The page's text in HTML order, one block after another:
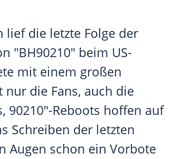
lief die letzte Folge der
"BH90210" beim US-
mit einem großen
die Fans, auch die
90210"-Reboots hoffen auf
Schreiben der letzten
Augen schon ein Vorbote